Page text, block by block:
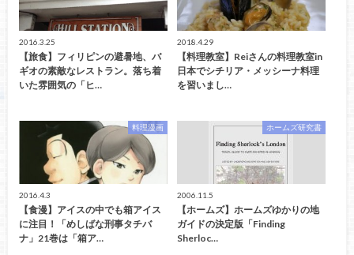
2016.3.25
【旅食】フィリピンの避暑地、バ
ギオの素敵なレストラン。落ち着
いた雰囲気の「ヒ…
2018.4.29
【料理教室】Reiさんの料理教室in
日本でシチリア・メッシーナ料理
を習いまし…
料理漫画
2016.4.3
【食漫】アイスの中でも箱アイス
に注目！「めしばな刑事タチバ
ナ」21巻は「箱ア…
ホームズ研究書
2006.11.5
【ホームズ】ホームズゆかりの地
ガイドの決定版「Finding
Sherloc…